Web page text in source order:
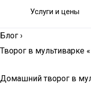
Услуги и цены
Блог ›
Творог в мультиварке
Домашний творог в